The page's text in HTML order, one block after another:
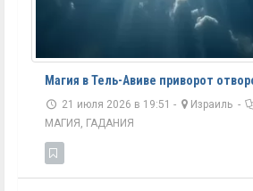
Магия в Тель-Авиве приворот
21 июля 2026 в 19:51 - Израиль -
МАГИЯ, ГАДАНИЯ